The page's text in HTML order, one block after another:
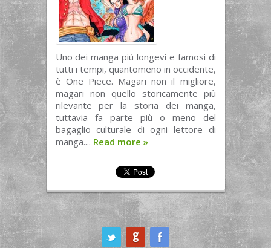
Uno dei manga più longevi e famosi di
tutti i tempi, quantomeno in occidente,
è One Piece. Magari non il migliore,
magari non quello storicamente più
rilevante per la storia dei manga,
tuttavia fa parte più o meno del
bagaglio culturale di ogni lettore di
manga.... Read more »